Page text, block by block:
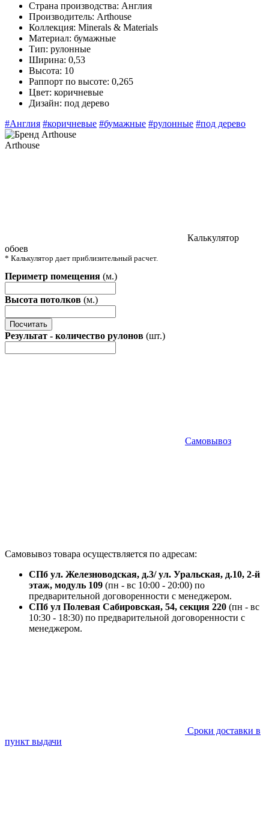
Страна производства: Англия
Производитель: Arthouse
Коллекция: Minerals & Materials
Материал: бумажные
Тип: рулонные
Ширина: 0,53
Высота: 10
Раппорт по высоте: 0,265
Цвет: коричневые
Дизайн: под дерево
#Англия #коричневые #бумажные #рулонные #под дерево
Arthouse
Калькулятор
обоев
* Калькулятор дает приблизительный расчет.
Периметр помещения (м.)
Высота потолков (м.)
Посчитать
Результат - количество рулонов (шт.)
Самовывоз
Самовывоз товара осуществляется по адресам:
СПб ул. Железноводская, д.3/ ул. Уральская, д.10, 2-й
этаж, модуль 109 (пн - вс 10:00 - 20:00) по
предварительной договоренности с менеджером.
СПб ул Полевая Сабировская, 54, секция 220 (пн - вс
10:30 - 18:30) по предварительной договоренности с
менеджером.
Сроки доставки в
пункт выдачи